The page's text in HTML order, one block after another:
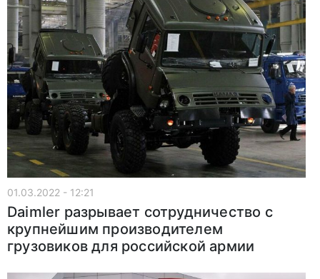
01.03.2022 - 12:21
Daimler разрывает сотрудничество с
крупнейшим производителем
грузовиков для российской армии